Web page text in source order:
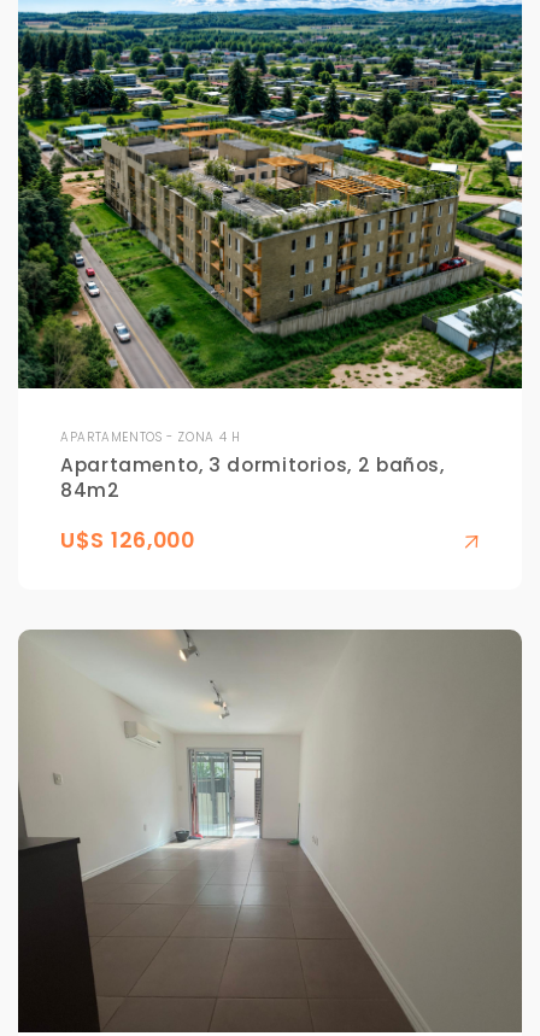
APARTAMENTOS - ZONA 4 H
Apartamento, 3 dormitorios, 2 baños,
84m2
U$S 126,000